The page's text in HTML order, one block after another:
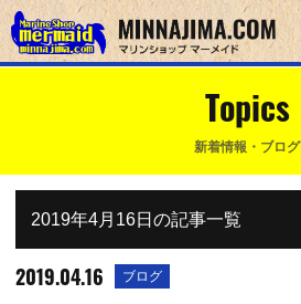
Topics
新着情報・ブログ
2019年4月16日の記事一覧
2019.04.16 ブログ